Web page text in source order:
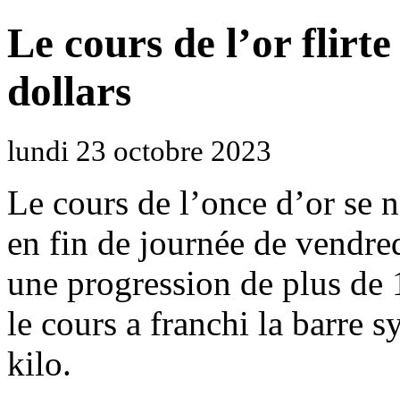
Le cours de l’or flirte
dollars
lundi 23 octobre 2023
Le cours de l’once d’or se
en fin de journée de
une progression de plus de
le cours a franchi la barre
kilo.